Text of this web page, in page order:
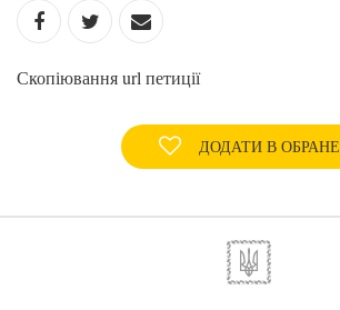
Скопіювання url петиції
ДОДАТИ В ОБРАНЕ